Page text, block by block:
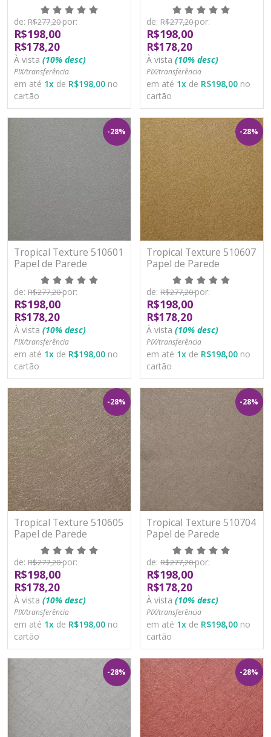
Moderno Vinílico
Lavável
de: R$277,20por:
R$198,00
R$178,20
À vista (10% desc)
PIX/transferência
em até 1x de R$198,00 no
cartão
Moderno Vinílico
Lavável
de: R$277,20por:
R$198,00
R$178,20
À vista (10% desc)
PIX/transferência
em até 1x de R$198,00 no
cartão
-28%
Tropical Texture 510601
Papel de Parede
Moderno Vinílico
Lavável
de: R$277,20por:
R$198,00
R$178,20
À vista (10% desc)
PIX/transferência
em até 1x de R$198,00 no
cartão
-28%
Tropical Texture 510607
Papel de Parede
Moderno Vinílico
Lavável
de: R$277,20por:
R$198,00
R$178,20
À vista (10% desc)
PIX/transferência
em até 1x de R$198,00 no
cartão
-28%
Tropical Texture 510605
Papel de Parede
Moderno Vinílico
Lavável
de: R$277,20por:
R$198,00
R$178,20
À vista (10% desc)
PIX/transferência
em até 1x de R$198,00 no
cartão
-28%
Tropical Texture 510704
Papel de Parede
Moderno Vinílico
Lavável
de: R$277,20por:
R$198,00
R$178,20
À vista (10% desc)
PIX/transferência
em até 1x de R$198,00 no
cartão
-28% -28%